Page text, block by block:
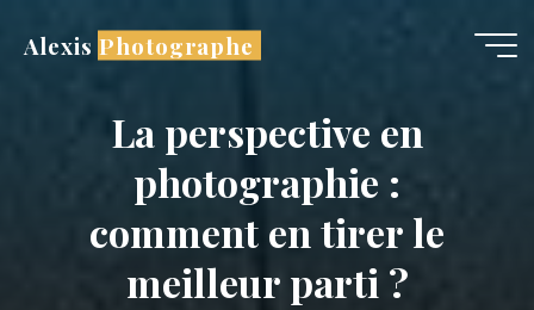
Alexis Photographe
La perspective en
photographie :
comment en tirer le
meilleur parti ?